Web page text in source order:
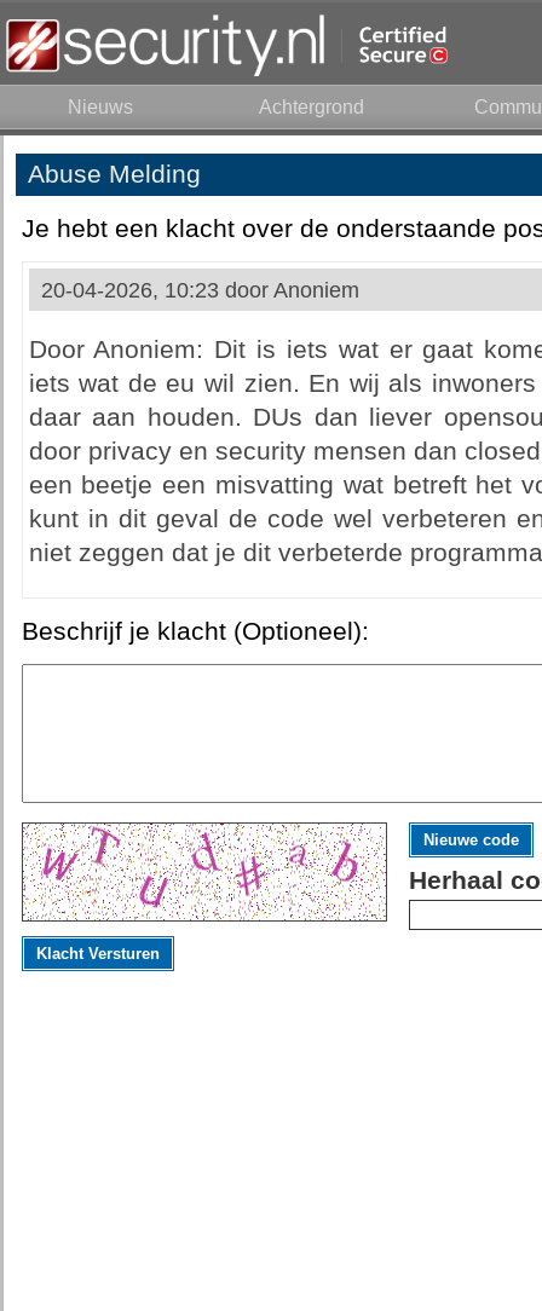
Nieuws Achtergrond
Abuse Melding
Je hebt een klacht over de onderstaande
20-04-2026, 10:23 door Anoniem
Door Anoniem: Dit is iets wat er gaat
iets wat de eu wil zien. En wij als
daar aan houden. DUs dan liever
door privacy en security mensen dan
een beetje een misvatting wat betreft het
kunt in dit geval de code wel verbeteren
niet zeggen dat je dit verbeterde
Beschrijf je klacht (Optioneel):
Nieuwe code
Herhaal
Klacht Versturen